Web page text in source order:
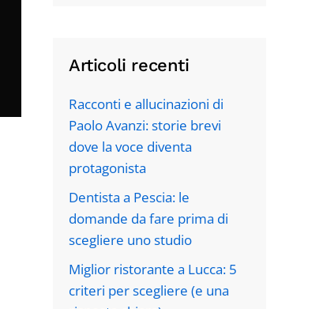
Articoli recenti
Racconti e allucinazioni di
Paolo Avanzi: storie brevi
dove la voce diventa
protagonista
Dentista a Pescia: le
domande da fare prima di
scegliere uno studio
Miglior ristorante a Lucca: 5
criteri per scegliere (e una